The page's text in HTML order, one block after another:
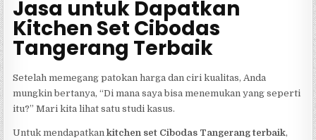
Jasa untuk Dapatkan
Kitchen Set Cibodas
Tangerang Terbaik
Setelah memegang patokan harga dan ciri kualitas, Anda
mungkin bertanya, “Di mana saya bisa menemukan yang seperti
itu?” Mari kita lihat satu studi kasus.
Untuk mendapatkankitchen set Cibodas Tangerang terbaik,